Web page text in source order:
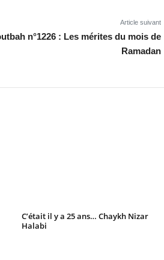
Article suivant
n°1226 : Les mérites du mois de
Ramadan
C’était il y a 25 ans… Chaykh Nizar
Halabi